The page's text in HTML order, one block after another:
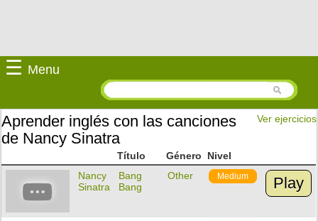
☰ Menu
Ver ejercicios
Aprender inglés con las canciones
de Nancy Sinatra
Título Género
Nivel
Nancy
Sinatra
Bang
Bang
Other Medium Play